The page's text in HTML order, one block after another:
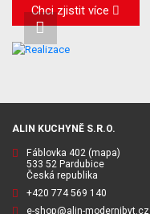
Chci zjistit více
ALIN KUCHYNĚ S.R.O.
Fáblovka 402 (mapa)
533 52 Pardubice
Česká republika
+420 774 569 140
e-shop@alin-modernibyt.cz